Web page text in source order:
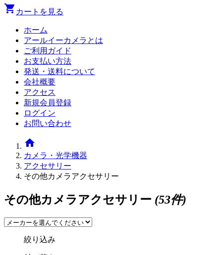
shopping_cart カートを見る
ホーム
アールイーカメラとは
ご利用ガイド
お支払い方法
発送・送料について
会社概要
アクセス
新規会員登録
ログイン
お問い合わせ
home
カメラ・光学機器
アクセサリー
その他カメラアクセサリー
その他カメラアクセサリー (53件)
絞り込み